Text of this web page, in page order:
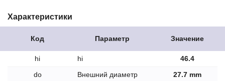
Характеристики
Код Параметр Значение
hi hi
46.4
do
Внешний диаметр
27.7 mm